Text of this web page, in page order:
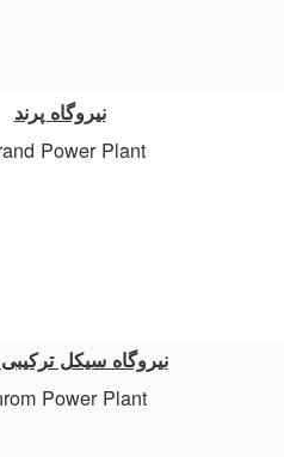
نیروگاه پرند
Power Plant
نیروگاه سیکل
Power Plant